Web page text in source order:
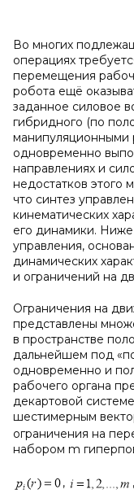
Во многих
операциях
перемещения
робота ещё
заданное силовое
гибридного (по
манипуляционными
одновременно
направлениях и
недостатков этого
что синтез
кинематических
его динамики. Ниже
управления,
динамических
и ограничений на
Ограничения на
представлены
в пространстве
дальнейшем под
одновременно и
рабочего органа
декартовой
шестимерным
ограничения на
набором m
,